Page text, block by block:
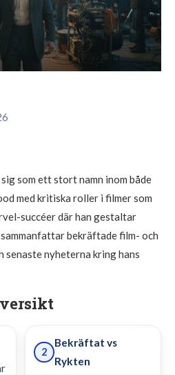
som ett stort namn inom både
med kritiska roller i filmer som
succéer där han gestaltar
bekräftade film- och
nyheterna kring hans
2
Bekräftat vs
Rykten